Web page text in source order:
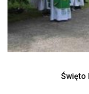
Święto